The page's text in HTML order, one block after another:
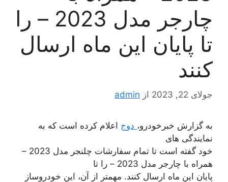
چارجر مدل 2023 – را
تا پایان این ماه ارسال
کنند
جولای 22, 2023 از admin
به گزارش خبرخودرو، دوج اعلام کرده است که به
نمایندگی های
خود گفته است تا تمام سفارشات چلنجر مدل 2023 –
همراه با چارجر مدل 2023 – را تا
پایان این ماه ارسال کنند. مهمتر از آن، این خودروساز